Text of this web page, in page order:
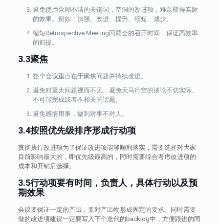
避免使用含糊不清的关键词，空洞的改进项，难以取得实际
的效果。例如：加强、改进、提升、缩短、减少。
缩短Retrospective Meeting回顾会的召开时间，保证高效率
的前提。
3.3聚焦
整个会议重点在于聚焦问题并持续改进。
避免对重大问题视而不见，避免天马行空的谈论不切实际、
不可能完成或者不相关的话题。
避免感情用事，做到对事不对人。
3.4按照优先级排序形成行动项
贯彻执行改进项为了保证改进项能够顺利落实，需要选择对大家
目前影响最大的，即优先级最高的，同时需要综合考虑改进项的
成本和开销后选择。
3.5行动项要有时间，负责人，具体行动以及预
期效果
会议要保证一定的产出，要对产出物形成固定的要求。同时需要
做的改进项建议一定要写入下个迭代的backlog中，方便跟进的同